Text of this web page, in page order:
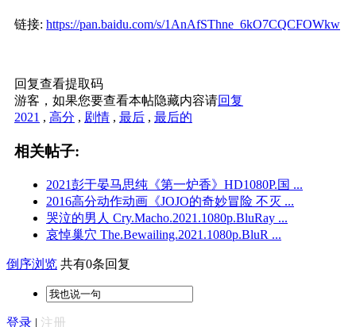
链接: https://pan.baidu.com/s/1AnAfSThne_6kO7CQCFOWkw
回复查看提取码
游客，如果您要查看本帖隐藏内容请回复
2021 , 高分 , 剧情 , 最后 , 最后的
相关帖子:
2021彭于晏马思纯《第一炉香》HD1080P.国 ...
2016高分动作动画《JOJO的奇妙冒险 不灭 ...
哭泣的男人 Cry.Macho.2021.1080p.BluRay ...
哀悼巢穴 The.Bewailing.2021.1080p.BluR ...
倒序浏览 共有0条回复
登录 | 注册